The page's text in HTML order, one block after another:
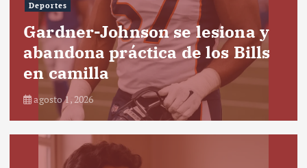
Deportes
Gardner-Johnson se lesiona y
abandona práctica de los Bills
en camilla
agosto 1, 2026